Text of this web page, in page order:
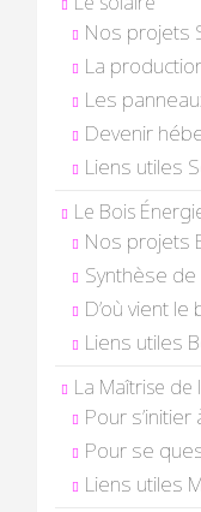
Nos projets
La
Les
Devenir
Liens utiles
Le Bois
Nos projets
Synthèse
D’où vient le
Liens utiles
La Maîtrise de
Pour
Pour se
Liens utiles